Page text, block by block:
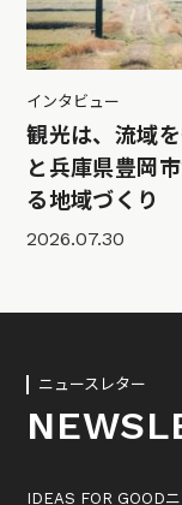
インタビュー
観光は、流域
と兵庫県豊岡
る地域づくり
2026.07.30
ニュースレター
IDEAS FOR GOOD